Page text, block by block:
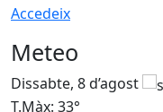
Accedeix
Meteo
Dissabte, 8 d’agost
T.Màx: 33°